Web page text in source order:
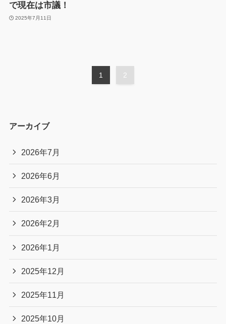
で現在は市議！
2025年7月11日
1 2
アーカイブ
2026年7月
2026年6月
2026年3月
2026年2月
2026年1月
2025年12月
2025年11月
2025年10月